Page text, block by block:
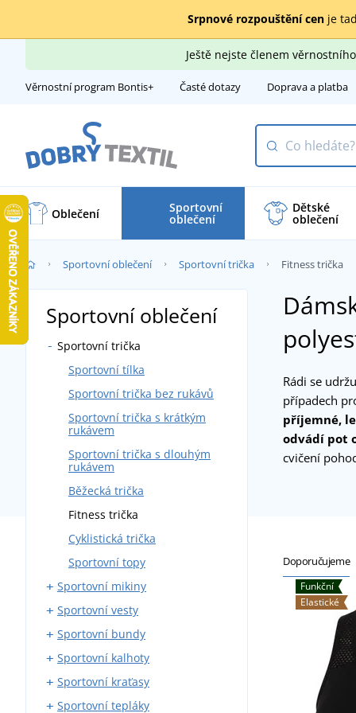
Srpnové rozpouštění cenje
Ještě nejste členem
Věrnostní program Bontis+ Časté dotazy Doprava a platba
Oblečení Sportovní
oblečení
Dětské
oblečení
Sportovní oblečení Sportovní trička Fitness trička
Rádi se
případech
příjemné,
odvádí pot
cvičení
Sportovní oblečení
Sportovní trička
Sportovní tílka
Sportovní trička bez rukávů
Sportovní trička s krátkým
rukávem
Sportovní trička s dlouhým
rukávem
Běžecká trička
Fitness trička
Cyklistická trička
Sportovní topy
Sportovní mikiny
Sportovní mikiny na zip
Sportovní mikiny přes hlavu
Sportovní vesty
Softshellové sportovní vesty
Outdoorové vesty
Sportovní bundy
Sportovní softshellové bundy
Sportovní prošívané bundy
Běžecké bundy
Sportovní kalhoty
Běžecké kalhoty
Elastické kalhoty
Sportovní kraťasy
Běžecké kraťasy
Sportovní tepláky
Doporučujeme
Funkční
Elastické